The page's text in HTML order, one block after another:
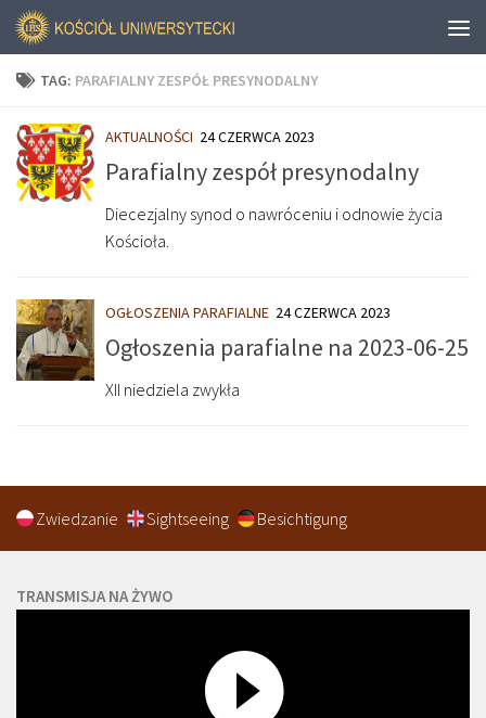
TAG: PARAFIALNY ZESPÓŁ PRESYNODALNY
AKTUALNOŚCI 24 CZERWCA 2023
Parafialny zespół presynodalny
Diecezjalny synod o nawróceniu i odnowie życia
Kościoła.
OGŁOSZENIA PARAFIALNE 24 CZERWCA 2023
Ogłoszenia parafialne na 2023-06-25
XII niedziela zwykła
Zwiedzanie Sightseeing Besichtigung
TRANSMISJA NA ŻYWO